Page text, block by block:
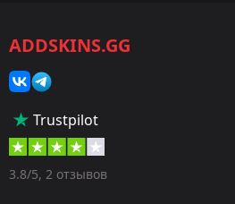
Категория:
Скины
Штурмовые винтовки
Оружие:
ADDSKINS.GG
Trustpilot
3.8/5, 2 отзывов